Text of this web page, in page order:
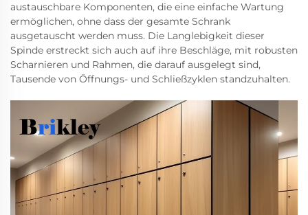
austauschbare Komponenten, die eine einfache Wartung
ermöglichen, ohne dass der gesamte Schrank
ausgetauscht werden muss. Die Langlebigkeit dieser
Spinde erstreckt sich auch auf ihre Beschläge, mit robusten
Scharnieren und Rahmen, die darauf ausgelegt sind,
Tausende von Öffnungs- und Schließzyklen standzuhalten.